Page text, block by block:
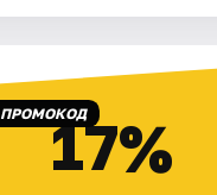
ПРОМОКОД17%